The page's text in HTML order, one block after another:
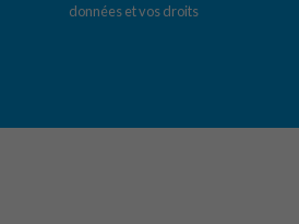
données et vos droits